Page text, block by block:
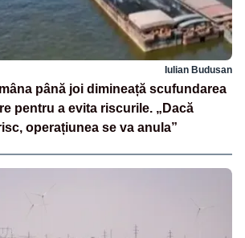
Iulian Budusan
până joi dimineață scufundarea
pentru a evita riscurile. „Dacă
operațiunea se va anula”